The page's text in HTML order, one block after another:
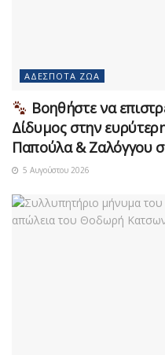
ΑΔΈΣΠΟΤΑ ΖΏΑ
Βοηθήστε να
Δίδυμος στην
Παπούλα & Ζαλόγγου
5 Αυγούστου 2026